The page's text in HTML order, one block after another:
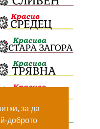
за да
доброто